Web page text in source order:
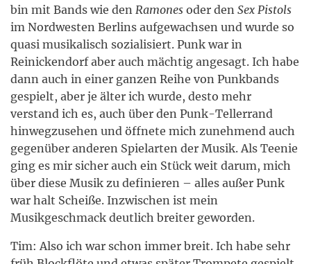
bin mit Bands wie den Ramones oder den Sex Pistols
im Nordwesten Berlins aufgewachsen und wurde so
quasi musikalisch sozialisiert. Punk war in
Reinickendorf aber auch mächtig angesagt. Ich habe
dann auch in einer ganzen Reihe von Punkbands
gespielt, aber je älter ich wurde, desto mehr
verstand ich es, auch über den Punk-Tellerrand
hinwegzusehen und öffnete mich zunehmend auch
gegenüber anderen Spielarten der Musik. Als Teenie
ging es mir sicher auch ein Stück weit darum, mich
über diese Musik zu definieren – alles außer Punk
war halt Scheiße. Inzwischen ist mein
Musikgeschmack deutlich breiter geworden.
Tim: Also ich war schon immer breit. Ich habe sehr